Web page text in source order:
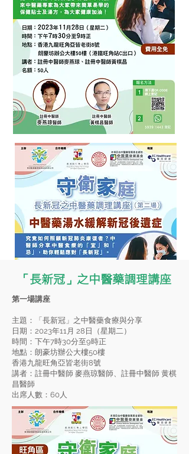
「長新冠」之中醫藥調理講座
第一場講座
主題：「長新冠」之中醫藥食療與分享
日期：2023年11月 28日（星期二）
時間：下午7時30分至9時正
地點：朗豪坊辦公大樓50樓
香港九龍旺角亞皆老街8號
講者：註冊中醫師 麥燕琼醫師、註冊中醫師 黄棋
昌醫師
出席人數：60人